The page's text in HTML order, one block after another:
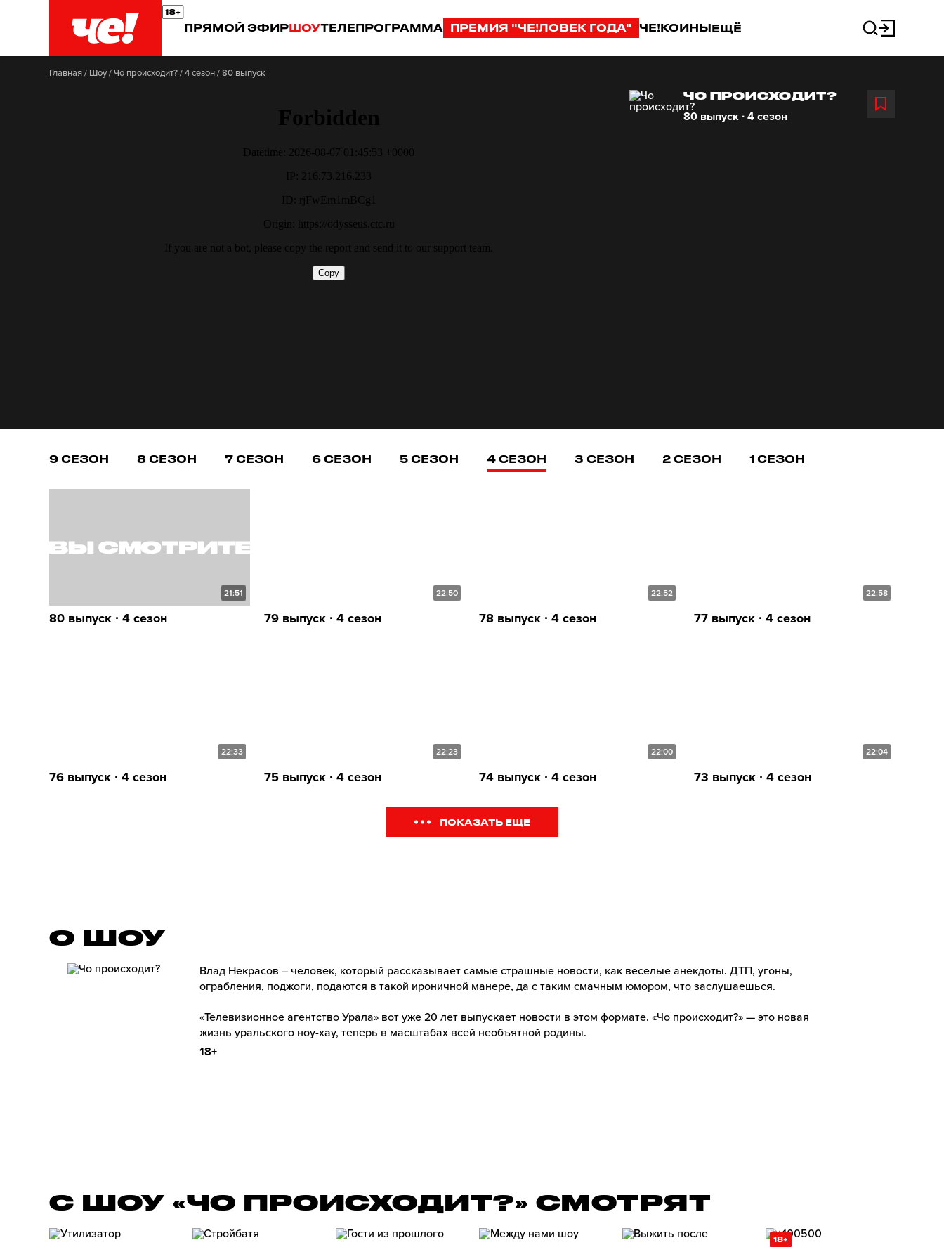
ПРЯМОЙ ЭФИРШОУТЕЛЕПРОГРАММА ПРЕМИЯ "ЧЕ!ЛОВЕК ГОДА" ЧЕ!КОИНЫЕЩЁ
Главная/ Шоу/Чо происходит?/4 сезон/80 выпуск
ЧО ПРОИСХОДИТ?
80 выпуск ∙ 4 сезон
9 СЕЗОН 8 СЕЗОН 7 СЕЗОН 6 СЕЗОН 5 СЕЗОН 4 СЕЗОН 3 СЕЗОН 2 СЕЗОН 1 СЕЗОН
21:51
80 выпуск ∙ 4 сезон
22:50
79 выпуск ∙ 4 сезон
22:52
78 выпуск ∙ 4 сезон
22:58
77 выпуск ∙ 4 сезон
22:33
76 выпуск ∙ 4 сезон
22:23
75 выпуск ∙ 4 сезон
22:00
74 выпуск ∙ 4 сезон
22:04
73 выпуск ∙ 4 сезон
ПОКАЗАТЬ ЕЩЕ
О ШОУ
Влад Некрасов – человек, который рассказывает самые страшные новости, как веселые анекдоты. ДТП, угоны,
ограбления, поджоги, подаются в такой ироничной манере, да с таким смачным юмором, что заслушаешься.
«Телевизионное агентство Урала» вот уже 20 лет выпускает новости в этом формате. «Чо происходит?» — это новая
жизнь уральского ноу-хау, теперь в масштабах всей необъятной родины.
18+
С ШОУ «ЧО ПРОИСХОДИТ?» СМОТРЯТ
18+